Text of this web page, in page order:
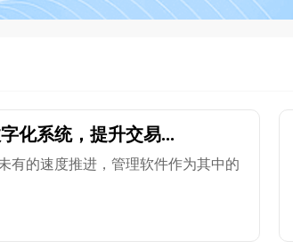
化系统，提升交易...
有的速度推进，管理软件作为其中的